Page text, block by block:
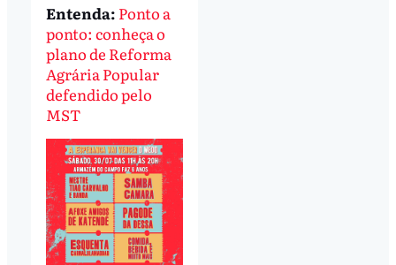
Entenda: Ponto a
ponto: conheça o
plano de Reforma
Agrária Popular
defendido pelo
MST